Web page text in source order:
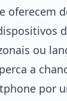
oferecem
ou
a
por